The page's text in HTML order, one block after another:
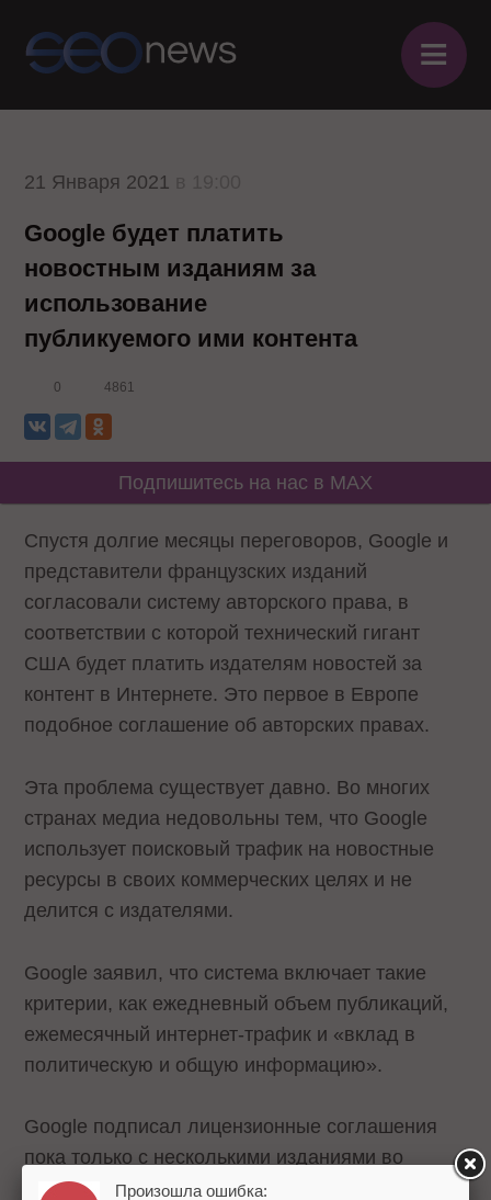
≡
21 Января 2021
Google будет платить
новостным изданиям за
использование
публикуемого ими контента
0 4861
Подпишитесь на нас в MAX
Спустя долгие месяцы переговоров, Google и
представители французских изданий
согласовали систему авторского права, в
соответствии с которой технический гигант
США будет платить издателям новостей за
контент в Интернете. Это первое в Европе
подобное соглашение об авторских правах.
Эта проблема существует давно. Во многих
странах медиа недовольны тем, что Google
использует поисковый трафик на новостные
ресурсы в своих коммерческих целях и не
делится с издателями.
Google заявил, что система включает такие
критерии, как ежедневный объем публикаций,
ежемесячный интернет-трафик и «вклад в
политическую и общую информацию».
Google подписал лицензионные соглашения
пока только с несколькими изданиями во
Франции, включая национальные ежедневные
Произошла ошибка: